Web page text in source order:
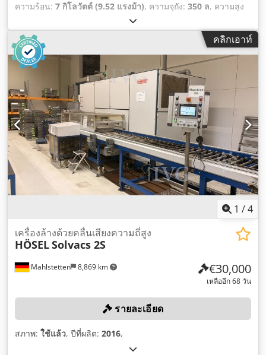
ความร้อน: 7 กิโลวัตต์ (9.52 แรงม้า), ความจุถัง: 350 ล, ความสูง
, ความยาวภายใน:
650 มม, แรงดันไฟฟ้าขาเข้า:400 V, ความถี่ขาเข้า:28,000 Hz,
คลิกเอาท์
1 /4
Mahlstetten 8,869 km
เครื่องล้างด้วยคลื่นเสียงความถี่สูง
HÖSELSolvacs 2S
€30,000
เหลืออีก 68 วัน
รายละเอียด
สภาพ: ใช้แล้ว, ปีที่ผลิต: 2016,